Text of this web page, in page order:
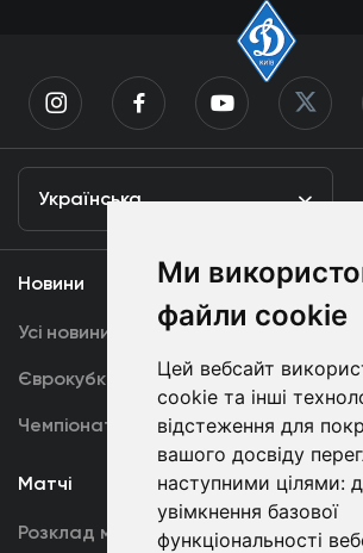
Ми
файли cookie
Цей вебсайт
cookie та інші
відстеження для
вашого досвіду
наступними цілями:
увімкнення базової
функціональності
Українська
Новини
Усі новини
Єврокубки
Чемпіонат України
Медіа
Динамо
Матчі
Розклад матчів Перша